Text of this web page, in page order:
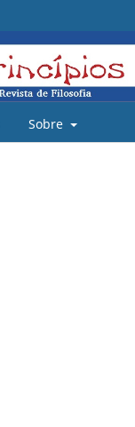
Sobre